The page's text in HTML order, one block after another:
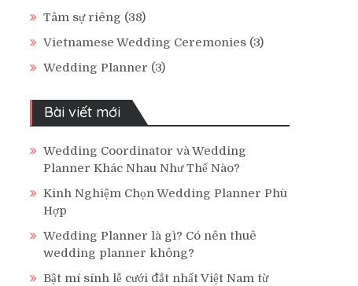
Tâm sự riêng (38)
Vietnamese Wedding Ceremonies (3)
Wedding Planner (3)
Bài viết mới
Wedding Coordinator và Wedding
Planner Khác Nhau Như Thế Nào?
Kinh Nghiệm Chọn Wedding Planner Phù
Hợp
Wedding Planner là gì? Có nên thuê
wedding planner không?
Bật mí sính lễ cưới đắt nhất Việt Nam từ